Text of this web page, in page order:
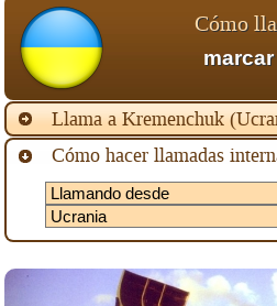
Cómo
Llama a Kremenchuk
Cómo hacer llamadas